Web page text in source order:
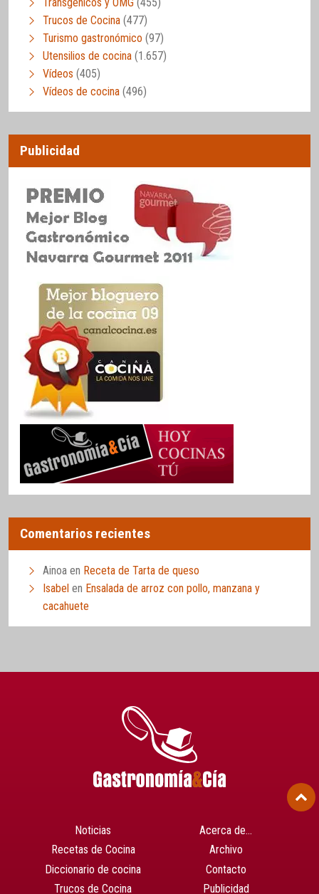
Trucos de Cocina (477)
Turismo gastronómico (97)
Utensilios de cocina (1.657)
Vídeos (405)
Vídeos de cocina (496)
Publicidad
Comentarios recientes
Ainoa en Receta de Tarta de queso
Isabel en Ensalada de arroz con pollo, manzana y
cacahuete
Noticias
Recetas de Cocina
Diccionario de cocina
Trucos de Cocina
Acerca de…
Archivo
Contacto
Publicidad